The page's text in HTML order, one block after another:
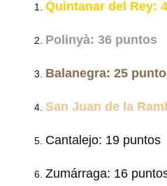
Quintanar del Rey:
Polinyà: 36 puntos
Balanegra: 25
San Juan de la
Cantalejo: 19 puntos
Zumárraga: 16